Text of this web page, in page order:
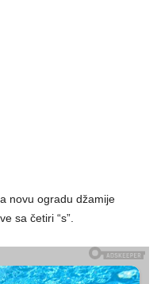
novu ogradu džamije
sa četiri “s”.